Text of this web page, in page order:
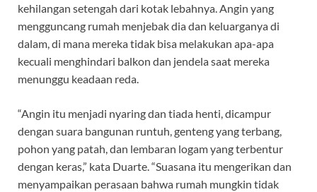
kehilangan setengah dari kotak lebahnya. Angin yang
mengguncang rumah menjebak dia dan keluarganya di
dalam, di mana mereka tidak bisa melakukan apa-apa
kecuali menghindari balkon dan jendela saat mereka
menunggu keadaan reda.
“Angin itu menjadi nyaring dan tiada henti, dicampur
dengan suara bangunan runtuh, genteng yang terbang,
pohon yang patah, dan lembaran logam yang terbentur
dengan keras,” kata Duarte. “Suasana itu mengerikan dan
menyampaikan perasaan bahwa rumah mungkin tidak